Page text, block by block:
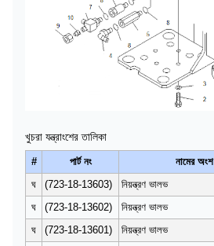
খুচরা যন্ত্রাংশের তালিকা
# পার্ট নং নামের অংশ
ঘ
(723-18-13603) নিয়ন্ত্রণ ভালভ
ঘ
(723-18-13602) নিয়ন্ত্রণ ভালভ
ঘ
(723-18-13601) নিয়ন্ত্রণ ভালভ